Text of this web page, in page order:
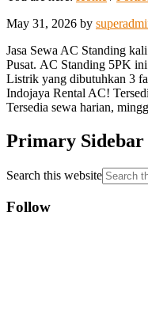
May 31, 2026 by
Jasa Sewa AC Standing
Pusat. AC Standing 5PK ini
Listrik yang dibutuhkan 3
Indojaya Rental AC!
Tersedia sewa harian,
Primary Sidebar
Search this website
Follow